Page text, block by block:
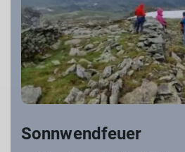
Sonnwendfeuer